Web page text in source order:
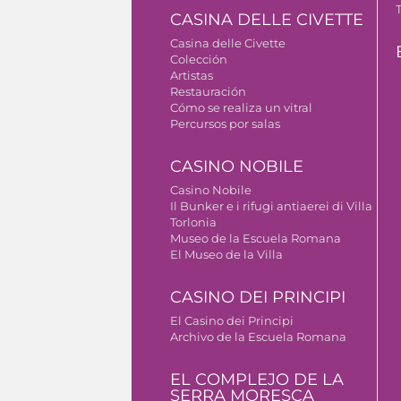
CASINA DELLE CIVETTE
Casina delle Civette
Colección
Artistas
Restauración
Cómo se realiza un vitral
Percursos por salas
CASINO NOBILE
Casino Nobile
Il Bunker e i rifugi antiaerei di Villa
Torlonia
Museo de la Escuela Romana
El Museo de la Villa
CASINO DEI PRINCIPI
El Casino dei Principi
Archivo de la Escuela Romana
EL COMPLEJO DE LA
SERRA MORESCA